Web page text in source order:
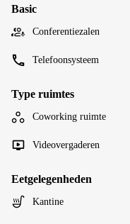
Basic
Conferentiezalen
Telefoonsysteem
Type ruimtes
Coworking ruimte
Videovergaderen
Eetgelegenheden
Kantine